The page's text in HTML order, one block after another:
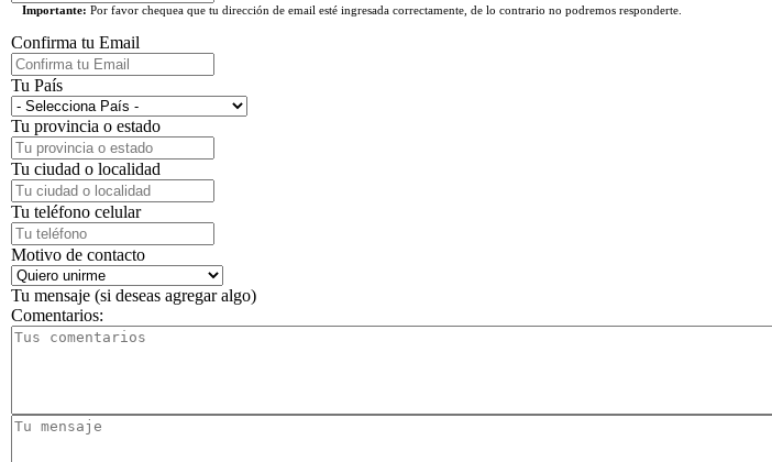
Importante: Por favor chequea que tu dirección de email esté ingresada correctamente, de lo contrario no podremos responderte.
Confirma tu Email
Tu País
Tu provincia o estado
Tu ciudad o localidad
Tu teléfono celular
Motivo de contacto
Tu mensaje (si deseas agregar algo)
Comentarios: